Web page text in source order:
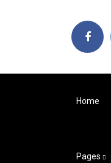
Home
Pages